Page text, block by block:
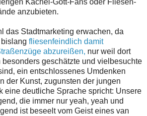
Kachel-Gott-Fans oder Fliesen-
anzubieten.
das Stadtmarketing erwachen, da
fliesenfeindlich damit
abzureißen, nur weil dort
geschätzte und vielbesuchte
ein entschlossenes Umdenken
der Kunst, zugunsten der jungen
eine deutliche Sprache spricht: Unsere
die immer nur yeah, yeah und
ist beseelt vom Geist eines van